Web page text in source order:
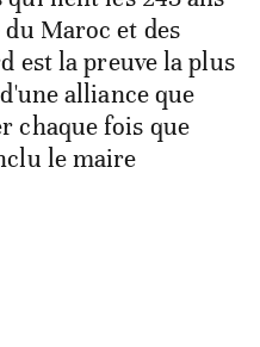
Maroc et des
est la preuve la plus
alliance que
chaque fois que
le maire